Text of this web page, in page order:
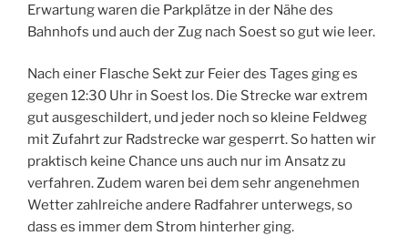
Erwartung waren die Parkplätze in der Nähe des
Bahnhofs und auch der Zug nach Soest so gut wie leer.
Nach einer Flasche Sekt zur Feier des Tages ging es
gegen 12:30 Uhr in Soest los. Die Strecke war extrem
gut ausgeschildert, und jeder noch so kleine Feldweg
mit Zufahrt zur Radstrecke war gesperrt. So hatten wir
praktisch keine Chance uns auch nur im Ansatz zu
verfahren. Zudem waren bei dem sehr angenehmen
Wetter zahlreiche andere Radfahrer unterwegs, so
dass es immer dem Strom hinterher ging.